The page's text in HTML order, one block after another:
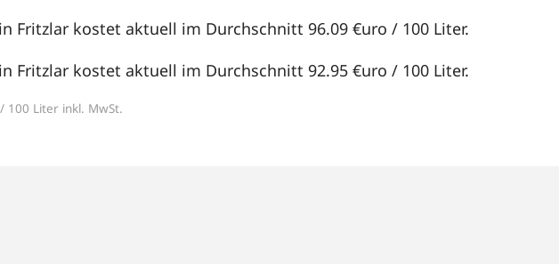
Fritzlar kostet aktuell im Durchschnitt 96.09 €uro / 100 Liter.
Fritzlar kostet aktuell im Durchschnitt 92.95 €uro / 100 Liter.
100 Liter inkl. MwSt.